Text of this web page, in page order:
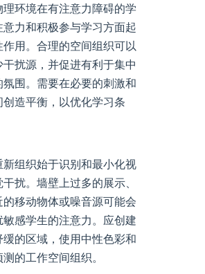
环境在有注意力障碍的学
力和积极参与学习方面起
用。合理的空间组织可以
扰源，并促进有利于集中
围。需要在必要的刺激和
造平衡，以优化学习条
新组织始于识别和最小化视
扰。墙壁上过多的展示、
的移动物体或噪音源可能会
感学生的注意力。应创建
的区域，使用中性色彩和
的工作空间组织。